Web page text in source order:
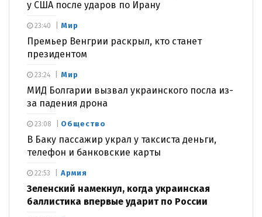
у США после ударов по Ирану
Мир
Премьер Венгрии раскрыл, кто станет
президентом
23:40
Мир
МИД Болгарии вызвал украинского посла из-
за падения дрона
23:24
Общество
В Баку пассажир украл у таксиста деньги,
телефон и банковские карты
23:08
Армия
Зеленский намекнул, когда украинская
баллистика впервые ударит по России
22:53